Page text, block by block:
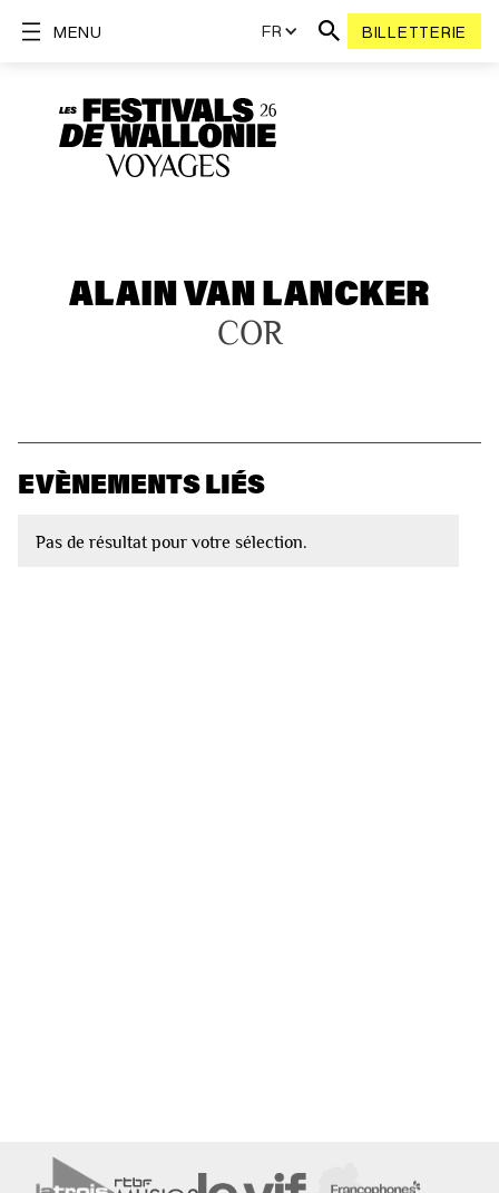
FR BILLETTERIE
MENU
ALAIN VAN LANCKER
COR
EVÈNEMENTS LIÉS
Pas de résultat pour votre sélection.